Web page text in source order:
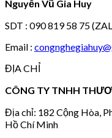
Nguyễn Vũ Gia Huy
SDT : 090 819 58 75
Email :
ĐỊA CHỈ
CÔNG TY TNHH
Địa chỉ: 182 Cộng Hòa,
Hồ Chí Minh